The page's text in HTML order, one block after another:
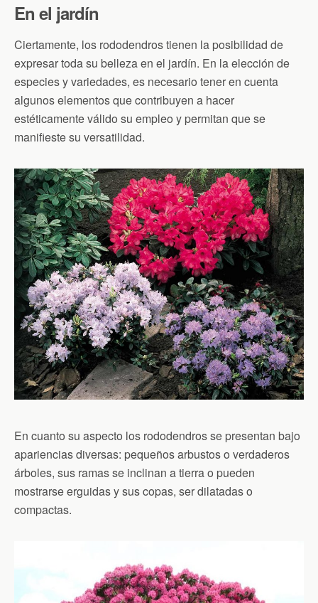
En el jardín
Ciertamente, los rododendros tienen la posibilidad de
expresar toda su belleza en el jardín. En la elección de
especies y variedades, es necesario tener en cuenta
algunos elementos que contribuyen a hacer
estéticamente válido su empleo y permitan que se
manifieste su versatilidad.
En cuanto su aspecto los rododendros se presentan bajo
apariencias diversas: pequeños arbustos o verdaderos
árboles, sus ramas se inclinan a tierra o pueden
mostrarse erguidas y sus copas, ser dilatadas o
compactas.